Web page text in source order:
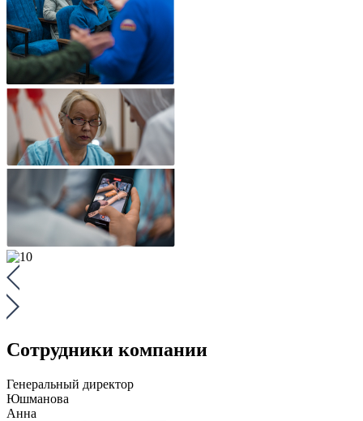
Сотрудники компании
Генеральный директор
Юшманова
Анна